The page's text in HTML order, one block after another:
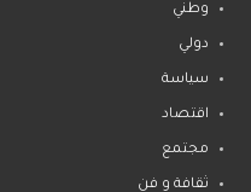
وطني
دولي
سياسة
اقتصاد
مجتمع
ثقافة و فن